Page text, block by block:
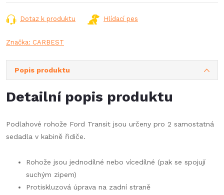
Dotaz k produktu Hlídací pes
Značka: CARBEST
Popis produktu
Detailní popis produktu
Podlahové rohože Ford Transit jsou určeny pro 2 samostatná
sedadla v kabině řidiče.
Rohože jsou jednodílné nebo vícedílné (pak se spojují
suchým zipem)
Protiskluzová úprava na zadní straně